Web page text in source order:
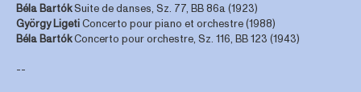
Béla BartókSuite de danses, Sz. 77, BB 86a (1923)
György LigetiConcerto pour piano et orchestre (1988)
Béla BartókConcerto pour orchestre, Sz. 116, BB 123 (1943)
--